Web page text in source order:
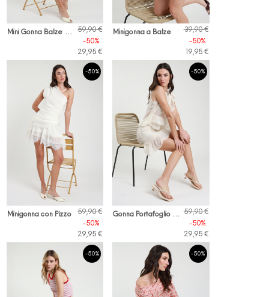
M
ini Gonna Balze + Passamaneria
59,90 €
-50%
29,95 €
Minigonna a Balze
39,90 €
-50%
19,95 €
-50%
Minigonna con Pizzo
59,90 €
-50%
29,95 €
-50%
G
onna Portafoglio Ricamata 59,90 €
-50%
29,95 €
-50% -50%